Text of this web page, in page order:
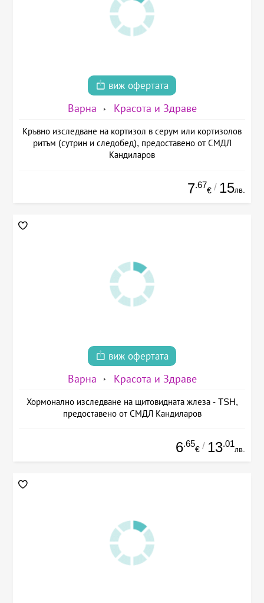
виж офертата
Варна Красота и Здраве
Кръвно изследване на кортизол в серум или кортизолов
ритъм (сутрин и следобед), предоставено от СМДЛ
Кандиларов
7.67
€ / 15лв.
виж офертата
Варна Красота и Здраве
Хормонално изследване на щитовидната жлеза - TSH,
предоставено от СМДЛ Кандиларов
6.65
€ / 13.01
лв.